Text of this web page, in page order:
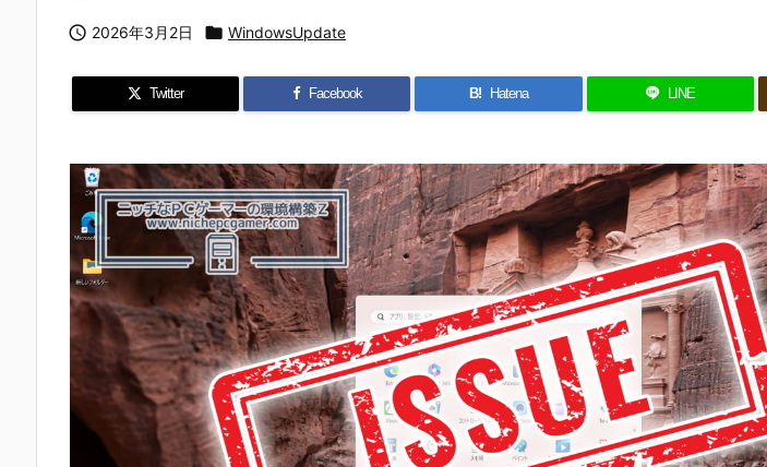
 2026年3月2日  WindowsUpdate
Twitter Facebook B! Hatena LINE